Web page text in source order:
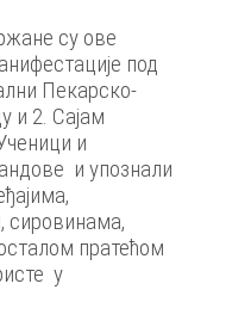
су ове
под
Пекарско-
и 2. Сајам
и
и упознали
сировинама,
пратећом
у